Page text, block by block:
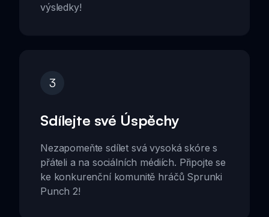
výsledky!
3
Sdílejte své Úspěchy
Nezapomeňte sdílet svá vysoká skóre s
přáteli a na sociálních médiích. Připojte se
ke konkurenční komunitě hráčů Sprunki
Punch 2!